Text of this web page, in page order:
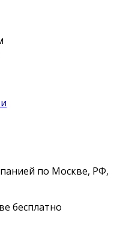
по Москве, РФ,
бесплатно